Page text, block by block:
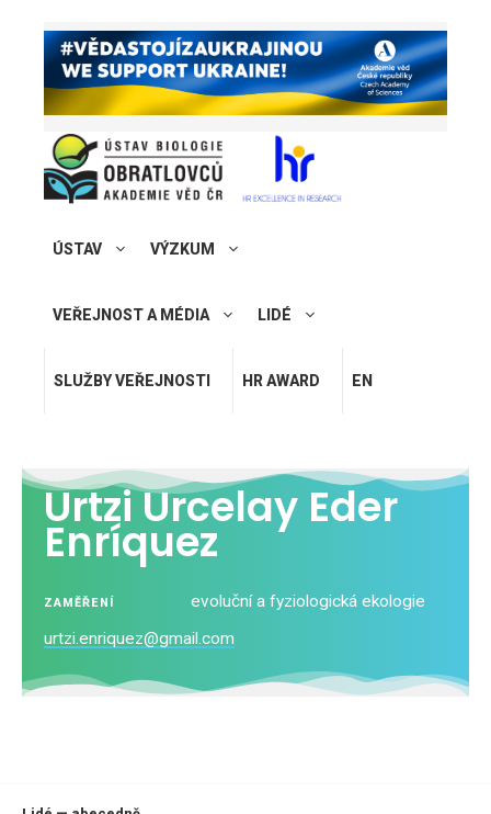
ÚSTAV VÝZKUM
VEŘEJNOST A MÉDIA LIDÉ
SLUŽBY VEŘEJNOSTI HR AWARD EN
Urtzi Urcelay Eder
Enríquez
ZAMĚŘENÍ
evoluční a fyziologická ekologie
urtzi.enriquez@gmail.com